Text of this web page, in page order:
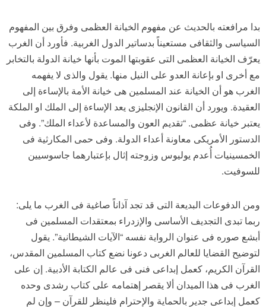
بدا مرافعته بالحديث عن مفهوم الخيانة العظمى وفرق بين المفهوم
السياسى والثقافى مستعيناً بدساتير الدول الغربية. فأورد أن الغرب
يعرّف الخيانة العظمى التى عقوبتها الموت بأنها خيانة الدولة بالتخابر
مع أخرى او بإعانة العدو على النيل منها. يقول والذى لا يفهمه
الغرب هو أن الخيانة عند المسلمين هى خيانة الأمة بالإساءة إلى
العقيدة. ويورد أن القانون الإنجليزى يعد الإساءة إلى الملك او الملكة
يعتبر خيانة عظمى. “تقديم العون والمساعدة لأعداء الملك”. وفى
الدستور الأمريكى معاونة أعداء الدولة. وفى حمى المكارثية فى
الخمسينيات أُعدم يوليوس وزوجته إثال بإعتبارهما جاسوسيين
للسوفيت.
ومن الدفوعات البديعة التى قد تجد آذاناً صاغية فى الغرب ما يلى:
ربما تبدى التجديف الأساسى والإزدراء بمعتقدات المسلمين فى
أبشع صوره فى عنوان الرواية نفسه “الآيات الشيطانية”. يقول
لتوضيح القضايا للعالم الغربى دعونا نضع كتاب المسلمين المقدس،
القرآن الكريم، كعمل إبداعى فنى فى عالم الكتابة الأدبية. إن على
الغرب فى هذا الميدان ألا يقصر إهتمامه على كتاب رشدى وحده
كعمل إبداعى جدير بالحماية والإحترام فلينظر للقرآن – وإن لم